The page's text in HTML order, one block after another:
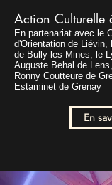
Action Culturelle
En partenariat avec le
d'Orientation de Liévin,
de Bully-les-Mines, le
Auguste Behal de
Ronny Coutteure de
Estaminet de Grenay
En